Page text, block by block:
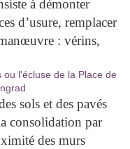
à démonter
d’usure, remplacer
: vérins,
sols et des pavés
consolidation par
des murs